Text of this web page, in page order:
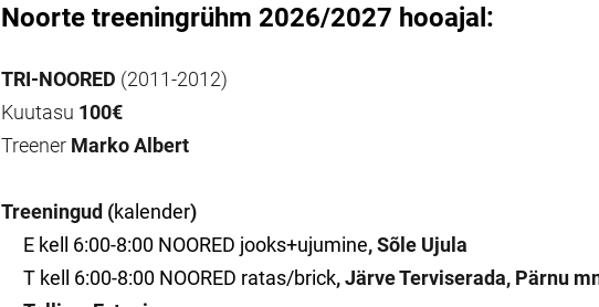
Noorte treeningrühm 2026/2027 hooajal:
TRI-NOORED (2011-2012)
Kuutasu 100€
Treener Marko Albert
Treeningud (kalender)
E kell 6:00-8:00 NOORED jooks+ujumine, Sõle Ujula
T kell 6:00-8:00 NOORED ratas/brick, Järve Terviserada, Pärnu